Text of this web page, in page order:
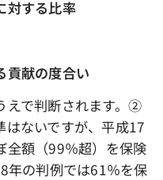
する比率
献の度合い
えで判断されます。➁
はないですが、平成17
全額（99％超）を保険
年の判例では61％を保